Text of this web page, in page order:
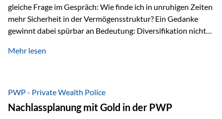
gleiche Frage im Gespräch: Wie finde ich in unruhigen Zeiten
mehr Sicherheit in der Vermögensstruktur? Ein Gedanke
gewinnt dabei spürbar an Bedeutung: Diversifikation nicht
Wer Vermögen ausschließlich in einem Rechtsraum
Liechtenstein eine Rolle spielen: außerhalb der EU, ohne
Euro, mit einem eigenständigen Rechts- und Finanzplatz.
Und genau an dieser Stelle setzt der 3-Zellenschutz an –…
Mehr lesen
PWP - Private Wealth Police
Nachlassplanung mit Gold in der PWP